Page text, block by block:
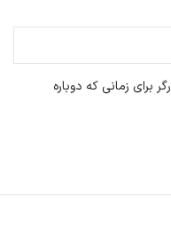
برای زمانی که دوباره